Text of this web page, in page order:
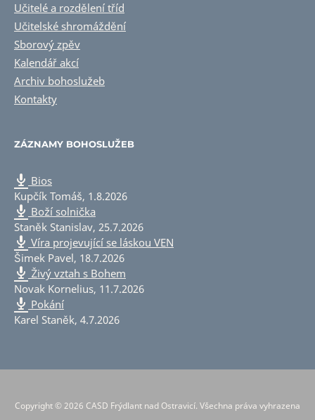
Učitelé a rozdělení tříd
Učitelské shromáždění
Sborový zpěv
Kalendář akcí
Archiv bohoslužeb
Kontakty
ZÁZNAMY BOHOSLUŽEB
Bios
Kupčík Tomáš, 1.8.2026
Boží solnička
Staněk Stanislav, 25.7.2026
Víra projevující se láskou VEN
Šimek Pavel, 18.7.2026
Živý vztah s Bohem
Novak Kornelius, 11.7.2026
Pokání
Karel Staněk, 4.7.2026
Copyright © 2026 CASD Frýdlant nad Ostravicí. Všechna práva vyhrazena